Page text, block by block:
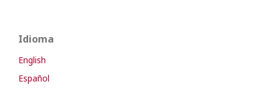
Idioma
English
Español